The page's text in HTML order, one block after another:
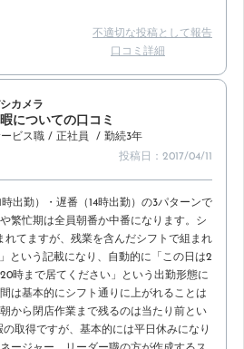
不適切な投稿として報告
口コミ詳細
カメラ
についての口コミ
ビス職 / 正社員
/ 勤続3年
投稿日：2017/04/11
出勤）・遅番（14時出勤）の3パターンで
繁忙期は全員朝番か中番になります。シ
れてますが、残業を含んだシフトで組まれ
という記載になり、自動的に「この日は2
時まで居てください」という出勤形態に
は基本的にシフト通りに上がれることは
から閉店作業まで残るのは当たり前とい
取得ですが、基本的には平日休みになり